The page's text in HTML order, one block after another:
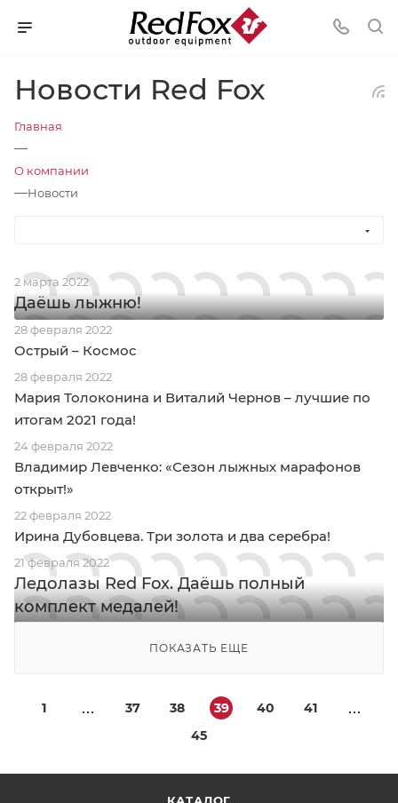
Новости Red Fox
Главная
—
О компании
—Новости
2 марта 2022
Даёшь лыжню!
28 февраля 2022
Острый – Космос
28 февраля 2022
Мария Толоконина и Виталий Чернов – лучшие по
итогам 2021 года!
24 февраля 2022
Владимир Левченко: «Сезон лыжных марафонов
открыт!»
22 февраля 2022
Ирина Дубовцева. Три золота и два серебра!
21 февраля 2022
Ледолазы Red Fox. Даёшь полный
комплект медалей!
ПОКАЗАТЬ ЕЩЕ
1 37 38 39 40
41
45